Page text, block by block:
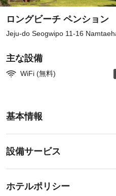
ロングビーチ ペンション
Jeju-do Seogwipo 11-16
主な設備
WiFi (無料)
基本情報
メ
ィ
ラ
や
設備サービス
設
ー
ホテルポリシー
ェ